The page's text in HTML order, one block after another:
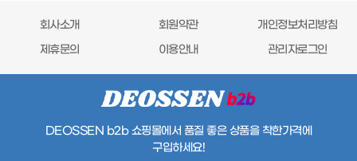
회사소개 회원약관
개인정보처리방침
제휴문의
이용안내 관리자로그인
DEOSSEN b2b 쇼핑몰에서 품질 좋은상품을 착한가격에
구입하세요!